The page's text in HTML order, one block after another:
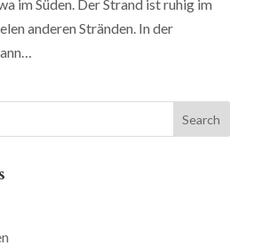
im Süden. Der Strand ist ruhig im
anderen Stränden. In der